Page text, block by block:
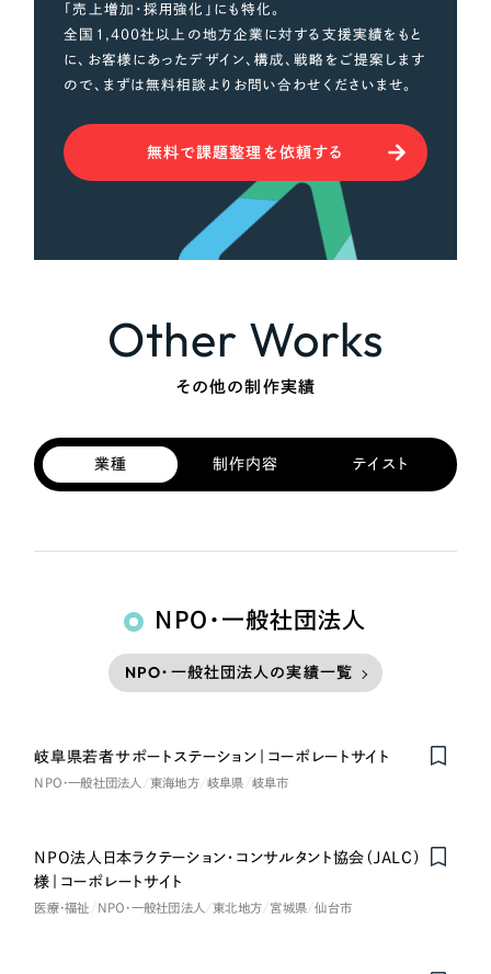
「売上増加・採用強化」にも特化。
全国1,400社以上の地方企業に対する支援実績をもと
に、お客様にあったデザイン、構成、戦略をご提案します
ので、まずは無料相談よりお問い合わせくださいませ。
無料で課題整理を依頼する
Other Works
その他の制作実績
業種 制作内容 テイスト
NPO・一般社団法人
NPO・一般社団法人の実績一覧
岐阜県若者サポートステーション｜コーポレートサイト
NPO・一般社団法人 東海地方 岐阜県 岐阜市
NPO法人日本ラクテーション・コンサルタント協会（JALC）
様｜コーポレートサイト
医療・福祉 NPO・一般社団法人 東北地方 宮城県 仙台市